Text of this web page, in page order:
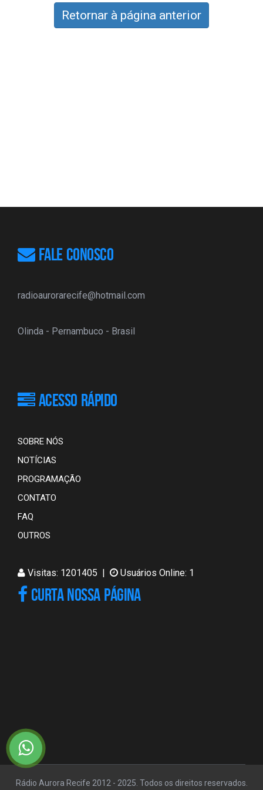
Retornar à página anterior
FALE CONOSCO
radioaurorarecife@hotmail.com
Olinda - Pernambuco - Brasil
ACESSO RÁPIDO
SOBRE NÓS
NOTÍCIAS
PROGRAMAÇÃO
CONTATO
FAQ
OUTROS
Visitas: 1201405 | Usuários Online: 1
CURTA NOSSA PÁGINA
Rádio Aurora Recife 2012 - 2025. Todos os direitos reservados.